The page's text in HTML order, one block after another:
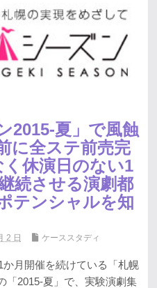
2015-夏」で風蝕
に全ステ前売完
休演日のない1
続させる演劇都
テンシャルを知
2 日 ケーススタディ
月開催を続けている「札幌
「2015-夏」で、実験演劇集